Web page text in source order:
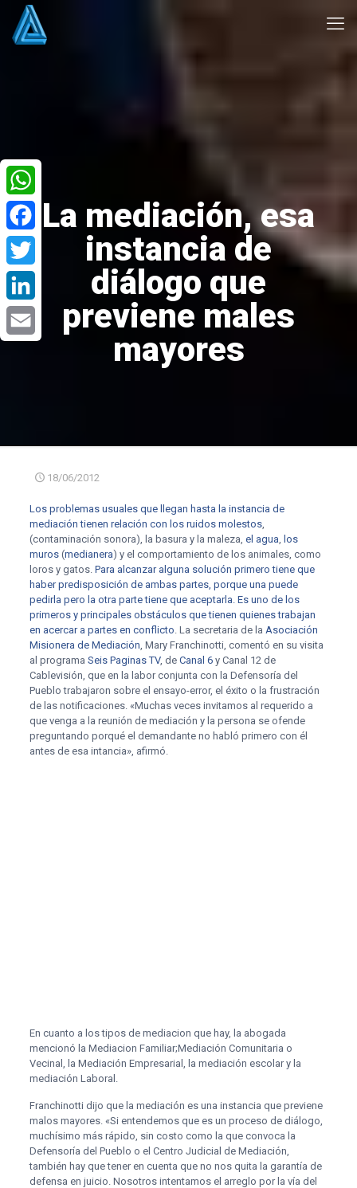
La mediación, esa
instancia de
diálogo que
previene males
mayores
18/06/2012
Los problemas usuales que llegan hasta la instancia de
mediación tienen relación con los ruidos molestos,
(contaminación sonora), la basura y la maleza, el agua, los
muros(medianera) y el comportamiento de los animales, como
loros y gatos. Para alcanzar alguna solución primero tiene que
haber predisposición de ambas partes, porque una puede
pedirla pero la otra parte tiene que aceptarla. Es uno de los
primeros y principales obstáculos que tienen quienes trabajan
en acercar a partes en conflicto. La secretaria de la Asociación
Misionera de Mediación, Mary Franchinotti, comentó en su visita
al programa Seis Paginas TV, de Canal 6 y Canal 12 de
Cablevisión, que en la labor conjunta con la Defensoría del
Pueblo trabajaron sobre el ensayo-error, el éxito o la frustración
de las notificaciones. «Muchas veces invitamos al requerido a
que venga a la reunión de mediación y la persona se ofende
preguntando porqué el demandante no habló primero con él
antes de esa intancia», afirmó.
En cuanto a los tipos de mediacion que hay, la abogada
mencionó la Mediacion Familiar;Mediación Comunitaria o
Vecinal, la Mediación Empresarial, la mediación escolar y la
mediación Laboral.
Franchinotti dijo que la mediación es una instancia que previene
malos mayores. «Si entendemos que es un proceso de diálogo,
muchísimo más rápido, sin costo como la que convoca la
Defensoría del Pueblo o el Centro Judicial de Mediación,
también hay que tener en cuenta que no nos quita la garantía de
defensa en juicio. Nosotros intentamos el arreglo por la vía del
WhatsApp
Facebook
Twitter
LinkedIn